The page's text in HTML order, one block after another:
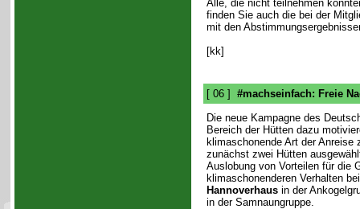
Alle, die nicht teilnehmen
finden Sie auch die bei der
mit den
[kk]
[ 06 ] #machseinfach: Freie
Die neue Kampagne des
Bereich der Hütten dazu
klimaschonende Art der Anreise
zunächst zwei Hütten
Auslobung von Vorteilen für die
klimaschonenderen Verhalten
Hannoverhausin der
in der Samnaungruppe.